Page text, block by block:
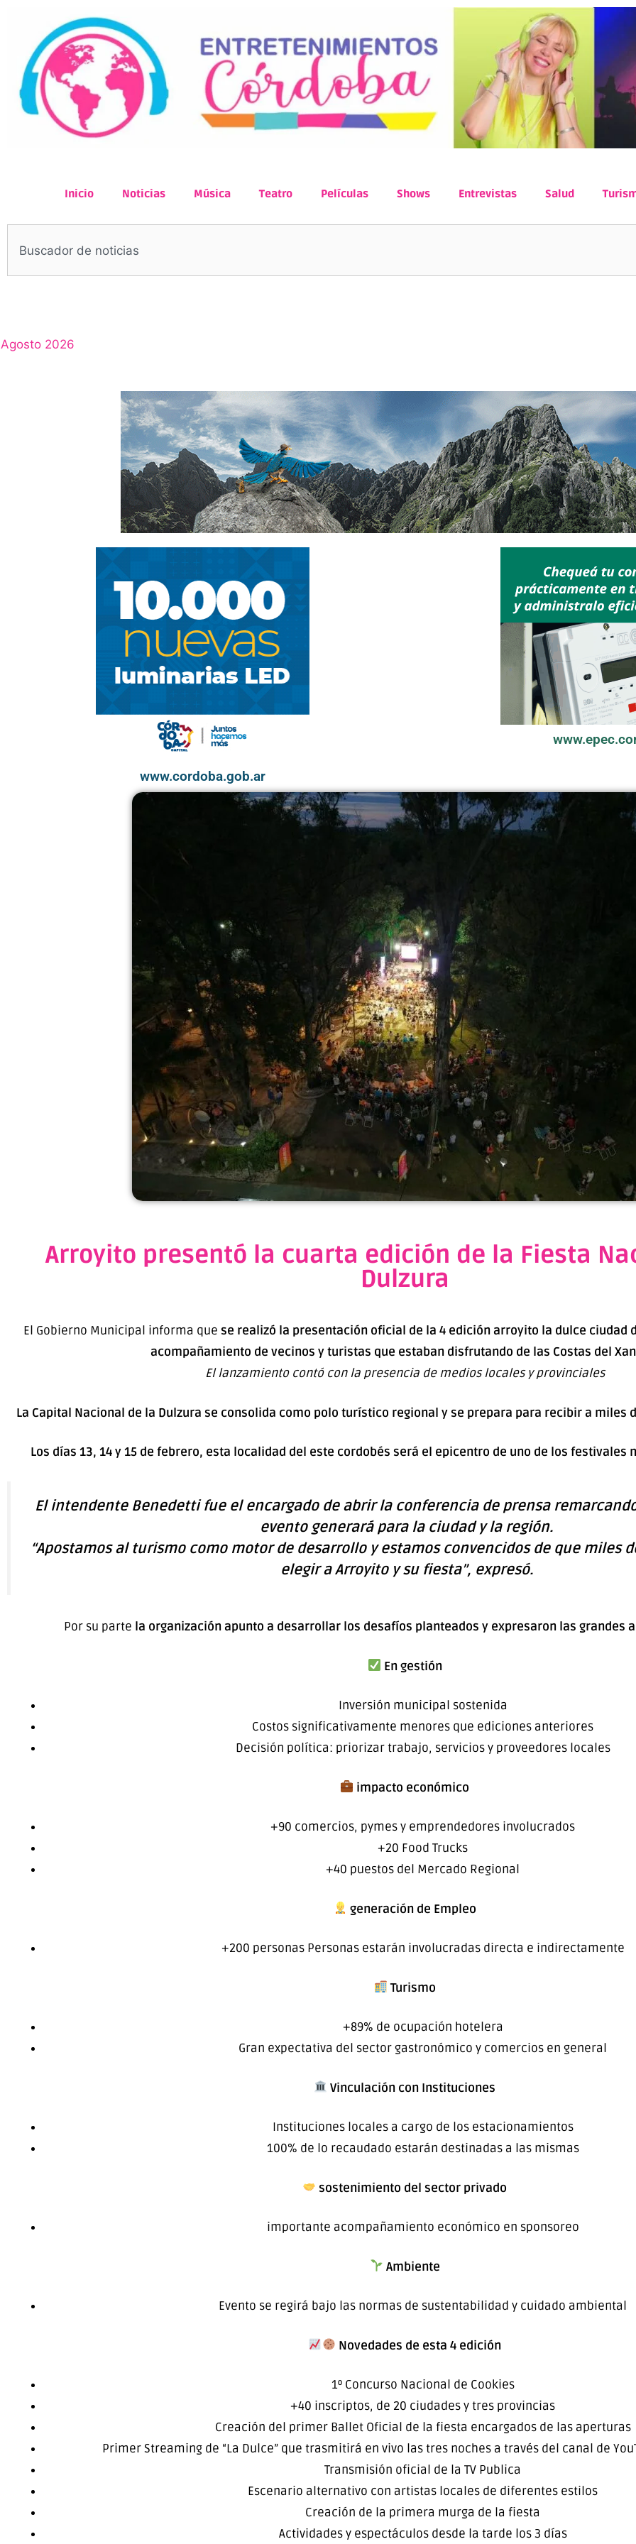
Inicio Noticias Música Teatro Películas Shows Entrevistas Salud
Agosto 2026
www.cordoba.gob.ar
Arroyito presentó la cuarta edición de la Fiesta
Dulzura
El Gobierno Municipal informa que se realizó la presentación oficial de la 4 edición arroyito la dulce ciudad
acompañamiento de vecinos y turistas que estaban disfrutando de las Costas del
El lanzamiento contó con la presencia de medios locales y provinciales
La Capital Nacional de la Dulzura se consolida como polo turístico regional y se prepara para recibir a miles
Los días 13, 14 y 15 de febrero, esta localidad del este cordobés será el epicentro de uno de los
El intendente Benedetti fue el encargado de abrir la conferencia de prensa
evento generará para la ciudad y la región.
“Apostamos al turismo como motor de desarrollo y estamos convencidos de que miles
elegir a Arroyito y su fiesta”, expresó.
Por su parte la organización apunto a desarrollar los desafíos planteados y expresaron las grandes
En gestión
Inversión municipal sostenida
Costos significativamente menores que ediciones anteriores
Decisión política: priorizar trabajo, servicios y proveedores locales
impacto económico
+90 comercios, pymes y emprendedores involucrados
+20 Food Trucks
+40 puestos del Mercado Regional
generación de Empleo
+200 personas Personas estarán involucradas directa e indirectamente
Turismo
+89% de ocupación hotelera
Gran expectativa del sector gastronómico y comercios en general
Vinculación con Instituciones
Instituciones locales a cargo de los estacionamientos
100% de lo recaudado estarán destinadas a las mismas
sostenimiento del sector privado
importante acompañamiento económico en sponsoreo
Ambiente
Evento se regirá bajo las normas de sustentabilidad y cuidado ambiental
Novedades de esta 4 edición
1º Concurso Nacional de Cookies
+40 inscriptos, de 20 ciudades y tres provincias
⁠Creación del primer Ballet Oficial de la fiesta encargados de las aperturas
⁠Primer Streaming de “La Dulce” que trasmitirá en vivo las tres noches a través del canal de
⁠Transmisión oficial de la TV Publica
⁠Escenario alternativo con artistas locales de diferentes estilos
⁠Creación de la primera murga de la fiesta
Actividades y espectáculos desde la tarde los 3 días